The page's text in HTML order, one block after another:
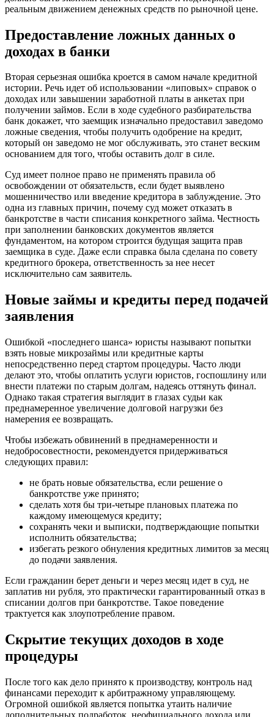
реальным движением денежных средств по рыночной цене.
Предоставление ложных данных о
доходах в банки
Вторая серьезная ошибка кроется в самом начале кредитной
истории. Речь идет об использовании «липовых» справок о
доходах или завышении заработной платы в анкетах при
получении займов. Если в ходе судебного разбирательства
банк докажет, что заемщик изначально предоставил заведомо
ложные сведения, чтобы получить одобрение на кредит,
который он заведомо не мог обслуживать, это станет веским
основанием для того, чтобы оставить долг в силе.
Суд имеет полное право не применять правила об
освобождении от обязательств, если будет выявлено
мошенничество или введение кредитора в заблуждение. Это
одна из главных причин, почему суд может отказать в
банкротстве в части списания конкретного займа. Честность
при заполнении банковских документов является
фундаментом, на котором строится будущая защита прав
заемщика в суде. Даже если справка была сделана по совету
кредитного брокера, ответственность за нее несет
исключительно сам заявитель.
Новые займы и кредиты перед подачей
заявления
Ошибкой «последнего шанса» юристы называют попытки
взять новые микрозаймы или кредитные карты
непосредственно перед стартом процедуры. Часто люди
делают это, чтобы оплатить услуги юристов, госпошлину или
внести платежи по старым долгам, надеясь оттянуть финал.
Однако такая стратегия выглядит в глазах судьи как
преднамеренное увеличение долговой нагрузки без
намерения ее возвращать.
Чтобы избежать обвинений в преднамеренности и
недобросовестности, рекомендуется придерживаться
следующих правил:
не брать новые обязательства, если решение о
банкротстве уже принято;
сделать хотя бы три-четыре плановых платежа по
каждому имеющемуся кредиту;
сохранять чеки и выписки, подтверждающие попытки
исполнить обязательства;
избегать резкого обнуления кредитных лимитов за месяц
до подачи заявления.
Если гражданин берет деньги и через месяц идет в суд, не
заплатив ни рубля, это практически гарантированный отказ в
списании долгов при банкротстве. Такое поведение
трактуется как злоупотребление правом.
Скрытие текущих доходов в ходе
процедуры
После того как дело принято к производству, контроль над
финансами переходит к арбитражному управляющему.
Огромной ошибкой является попытка утаить наличие
дополнительных подработок, неофициального дохода или